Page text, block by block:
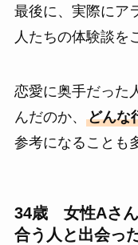
最後に、実際にア
人たちの体験談を
恋愛に奥手だった
んだのか、 どんな
参考になることも
34歳 女性Aさ
合う人と出会っ